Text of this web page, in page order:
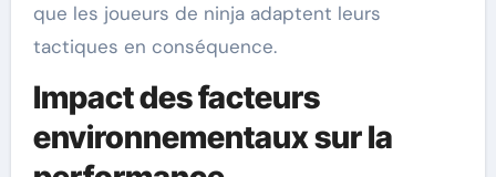
que les joueurs de ninja adaptent leurs
tactiques en conséquence.
Impact des facteurs
environnementaux sur la